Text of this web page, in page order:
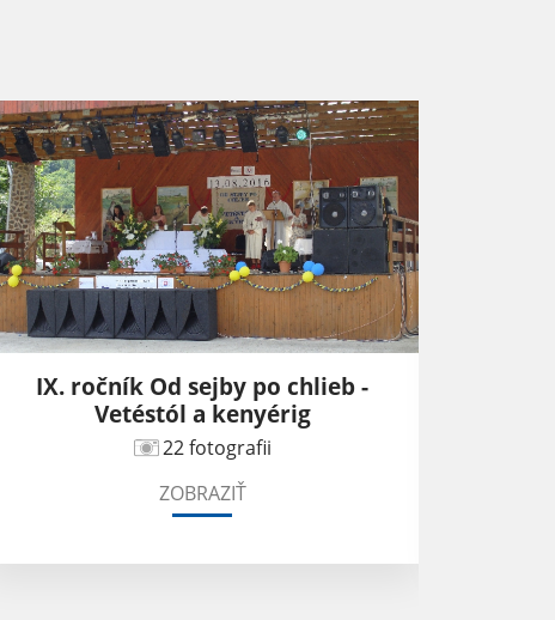
IX. ročník Od sejby po chlieb -
Vetéstól a kenyérig
22 fotografii
ZOBRAZIŤ